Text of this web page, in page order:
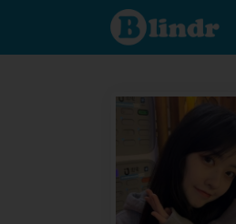
Luli1 - Ona
hľadá
niekoho